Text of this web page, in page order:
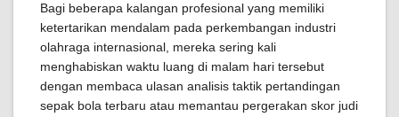
Bagi beberapa kalangan profesional yang memiliki
ketertarikan mendalam pada perkembangan industri
olahraga internasional, mereka sering kali
menghabiskan waktu luang di malam hari tersebut
dengan membaca ulasan analisis taktik pertandingan
sepak bola terbaru atau memantau pergerakan skor judi